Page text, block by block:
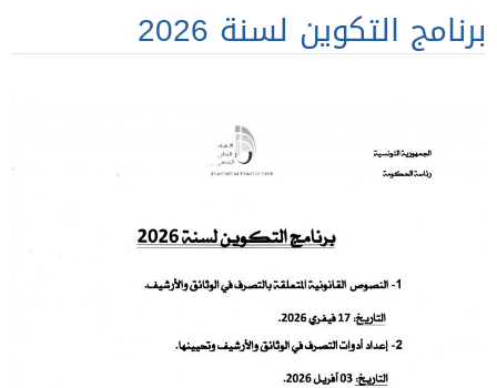
برنامج التكوين لسنة 2026